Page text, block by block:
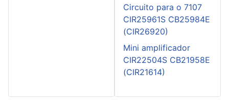
Circuito para o 7107
CIR25961S CB25984E
(CIR26920)
Mini amplificador
CIR22504S CB21958E
(CIR21614)